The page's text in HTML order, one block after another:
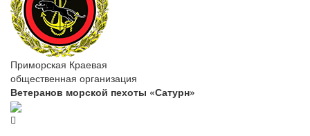
Приморская Краевая
общественная организация
Ветеранов морской пехоты «Сатурн»